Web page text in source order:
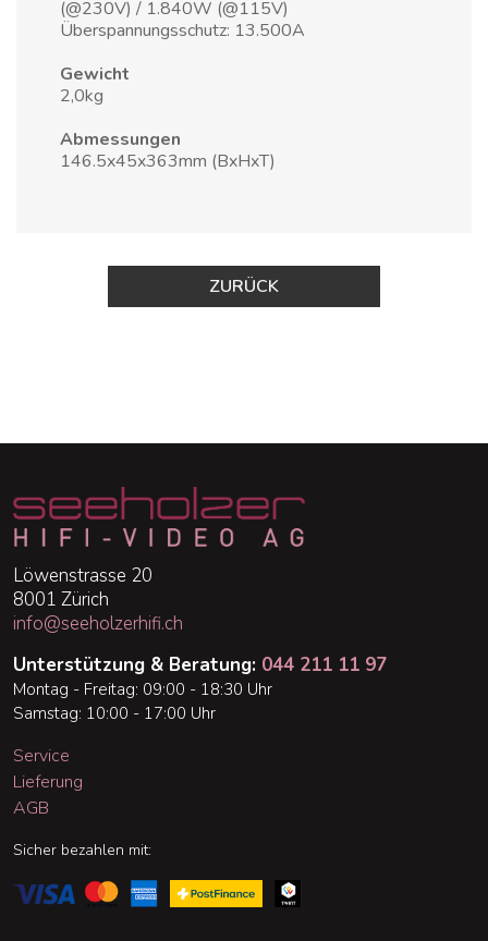
(@230V) / 1.840W (@115V)
Überspannungsschutz: 13.500A
Gewicht
2,0kg
Abmessungen
146.5x45x363mm (BxHxT)
ZURÜCK
Löwenstrasse 20
8001 Zürich
info@seeholzerhifi.ch
Unterstützung & Beratung: 044 211 11 97
Montag - Freitag: 09:00 - 18:30 Uhr
Samstag: 10:00 - 17:00 Uhr
Service
Lieferung
AGB
Sicher bezahlen mit: